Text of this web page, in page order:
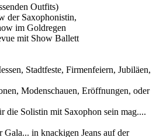
Outfits)
Saxophonistin,
im Goldregen
mit Show Ballett
Stadtfeste, Firmenfeiern, Jubiläen,
Modenschauen, Eröffnungen, oder
Solistin mit Saxophon sein mag....
in knackigen Jeans auf der